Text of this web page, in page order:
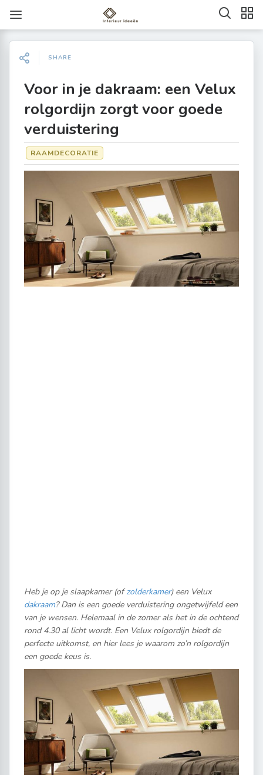
SHARE
Voor in je dakraam: een Velux
rolgordijn zorgt voor goede
verduistering
RAAMDECORATIE
Heb je op je slaapkamer (ofzolderkamer) een Velux
dakraam? Dan is een goede verduistering ongetwijfeld een
van je wensen. Helemaal in de zomer als het in de ochtend
rond 4.30 al licht wordt. Een Velux rolgordijn biedt de
perfecte uitkomst, en hier lees je waarom zo’n rolgordijn
een goede keus is.